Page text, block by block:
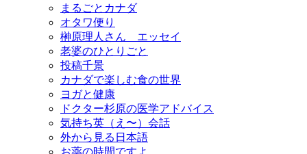
まるごとカナダ
オタワ便り
榊原理人さん エッセイ
老婆のひとりごと
投稿千景
カナダで楽しむ食の世界
ヨガと健康
ドクター杉原の医学アドバイス
気持ち英（え〜）会話
外から見る日本語
お薬の時間ですよ